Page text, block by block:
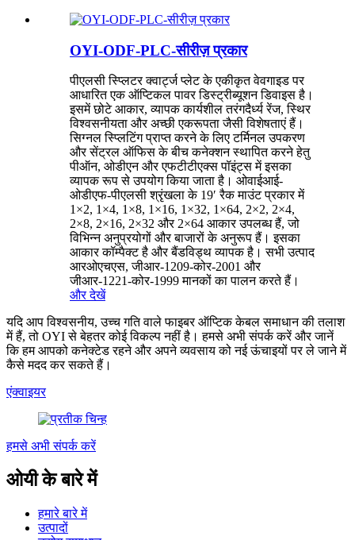
OYI-ODF-PLC-सीरीज़ प्रकार
पीएलसी स्प्लिटर क्वार्ट्ज प्लेट के एकीकृत वेवगाइड पर
आधारित एक ऑप्टिकल पावर डिस्ट्रीब्यूशन डिवाइस है।
इसमें छोटे आकार, व्यापक कार्यशील तरंगदैर्ध्य रेंज, स्थिर
विश्वसनीयता और अच्छी एकरूपता जैसी विशेषताएं हैं।
सिग्नल स्प्लिटिंग प्राप्त करने के लिए टर्मिनल उपकरण
और सेंट्रल ऑफिस के बीच कनेक्शन स्थापित करने हेतु
पीऑन, ओडीएन और एफटीटीएक्स पॉइंट्स में इसका
व्यापक रूप से उपयोग किया जाता है। ओवाईआई-
ओडीएफ-पीएलसी श्रृंखला के 19′ रैक माउंट प्रकार में
1×2, 1×4, 1×8, 1×16, 1×32, 1×64, 2×2, 2×4,
2×8, 2×16, 2×32 और 2×64 आकार उपलब्ध हैं, जो
विभिन्न अनुप्रयोगों और बाजारों के अनुरूप हैं। इसका
आकार कॉम्पैक्ट है और बैंडविड्थ व्यापक है। सभी उत्पाद
आरओएचएस, जीआर-1209-कोर-2001 और
जीआर-1221-कोर-1999 मानकों का पालन करते हैं।
और देखें
यदि आप विश्वसनीय, उच्च गति वाले फाइबर ऑप्टिक केबल समाधान की तलाश
में हैं, तो OYI से बेहतर कोई विकल्प नहीं है। हमसे अभी संपर्क करें और जानें
कि हम आपको कनेक्टेड रहने और अपने व्यवसाय को नई ऊंचाइयों पर ले जाने में
कैसे मदद कर सकते हैं।
एंक्वाइयर
हमसे अभी संपर्क करें
ओयी के बारे में
हमारे बारे में
उत्पादों